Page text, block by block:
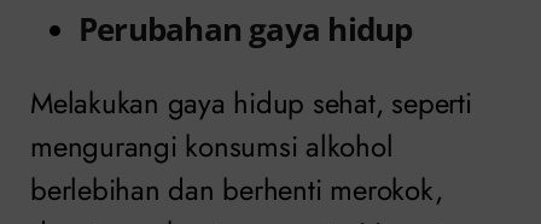
Perubahan gaya hidup
Melakukan gaya hidup sehat, seperti
mengurangi konsumsi alkohol
berlebihan dan berhenti merokok,